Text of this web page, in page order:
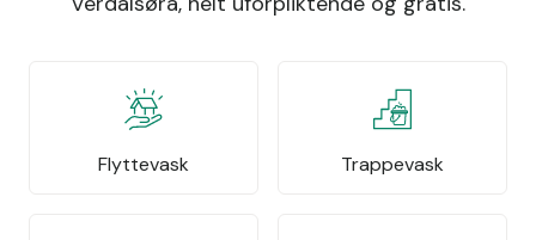
Flyttevask Trappevask